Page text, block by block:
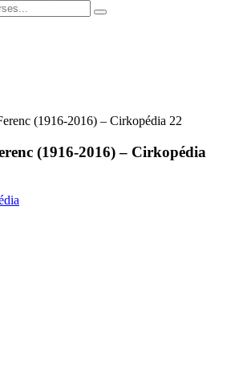
(1916-2016) – Cirkopédia 22
(1916-2016) – Cirkopédia